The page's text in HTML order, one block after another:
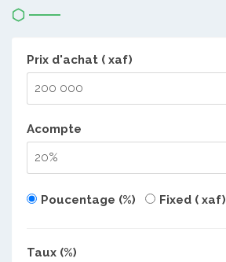
Prix d'achat ( xaf)
Acompte
Poucentage (%) Fixed ( xaf)
Taux (%)